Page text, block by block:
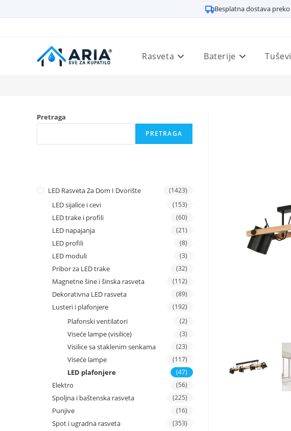
Besplatna dostava preko
Rasveta Baterije Tuševi
Pretraga
PRETRAGA
LED Rasveta Za Dom I Dvorište (1423)
LED sijalice i cevi (153)
LED trake i profili (60)
LED napajanja (21)
LED profili (8)
LED moduli (3)
Pribor za LED trake (32)
Magnetne šine i šinska rasveta (112)
Dekorativna LED rasveta (89)
Lusteri i plafonjere (192)
Plafonski ventilatori (2)
Viseće lampe (visilice) (3)
Visilice sa staklenim senkama (23)
Viseće lampe (117)
LED plafonjere (47)
Elektro (56)
Spoljna i baštenska rasveta (225)
Punjive (16)
Spot i ugradna rasveta (353)